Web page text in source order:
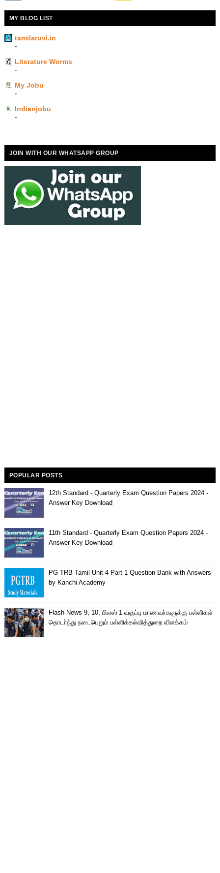
MY BLOG LIST
tamilaruvi.in
-
Literature Worms
-
My Jobu
-
Indianjobu
-
JOIN WITH OUR WHATSAPP GROUP
POPULAR POSTS
12th Standard - Quarterly Exam Question Papers 2024 -
Answer Key Download
11th Standard - Quarterly Exam Question Papers 2024 -
Answer Key Download
PG TRB Tamil Unit 4 Part 1 Question Bank with Answers
by Kanchi Academy
Flash News 9, 10, பிளஸ் 1 வகுப்பு மாணவா்களுக்கு பள்ளிகள்
தொடா்ந்து நடைபெறும் பள்ளிக்கல்வித்துறை விளக்கம்